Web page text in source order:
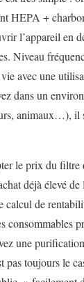
HEPA +
l’appareil en
Niveau
avec une
dans un
animaux…), il
le prix du filtre
déjà élevé de
calcul de
consommables
une
pas toujours le